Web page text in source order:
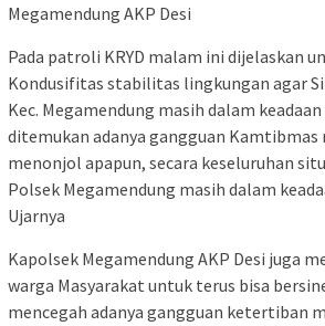
Megamendung AKP Desi
Pada patroli KRYD malam ini dijelaskan
Kondusifitas stabilitas lingkungan agar
Kec. Megamendung masih dalam
ditemukan adanya gangguan Kamtibmas
menonjol apapun, secara keseluruhan
Polsek Megamendung masih dalam
Ujarnya
Kapolsek Megamendung AKP Desi juga
warga Masyarakat untuk terus bisa
mencegah adanya gangguan ketertiban